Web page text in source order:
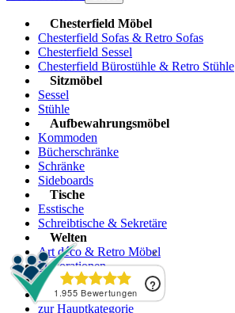
Chesterfield Möbel
Chesterfield Sofas & Retro Sofas
Chesterfield Sessel
Chesterfield Bürostühle & Retro Stühle
Sitzmöbel
Sessel
Stühle
Aufbewahrungsmöbel
Kommoden
Bücherschränke
Schränke
Sideboards
Tische
Esstische
Schreibtische & Sekretäre
Welten
Art déco & Retro Möbel
Dekorationen
Kleinmöbel
zur Hauptkategorie